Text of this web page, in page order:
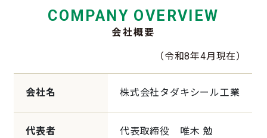
COMPANY OVERVIEW
会社概要
（令和8年4月現在）
会社名 株式会社タダキシール工業
代表者 代表取締役 唯木 勉